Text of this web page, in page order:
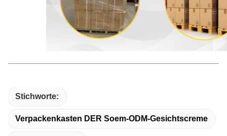
Stichworte:
Verpackenkasten DER Soem-ODM-Gesichtscreme